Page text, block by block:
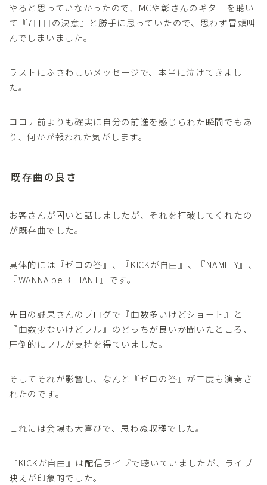
やると思っていなかったので、MCや彰さんのギターを聴い
て『7日目の決意』と勝手に思っていたので、思わず冒頭叫
んでしまいました。
ラストにふさわしいメッセージで、本当に泣けてきまし
た。
コロナ前よりも確実に自分の前進を感じられた瞬間でもあ
り、何かが報われた気がします。
既存曲の良さ
お客さんが固いと話しましたが、それを打破してくれたの
が既存曲でした。
具体的には『ゼロの答』、『KICKが自由』、『NAMELY』、
『WANNA be BLLIANT』です。
先日の誠果さんのブログで『曲数多いけどショート』と
『曲数少ないけどフル』のどっちが良いか聞いたところ、
圧倒的にフルが支持を得ていました。
そしてそれが影響し、なんと『ゼロの答』が二度も演奏さ
れたのです。
これには会場も大喜びで、思わぬ収穫でした。
『KICKが自由』は配信ライブで聴いていましたが、ライブ
映えが印象的でした。